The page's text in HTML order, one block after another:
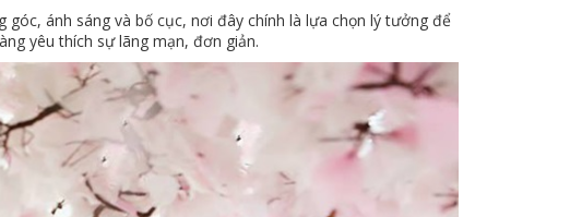
ánh sáng và bố cục, nơi đây chính là lựa chọn lý tưởng để
yêu thích sự lãng mạn, đơn giản.